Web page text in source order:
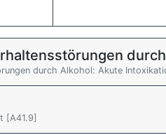
durch Alkohol: Akute
[A41.9]